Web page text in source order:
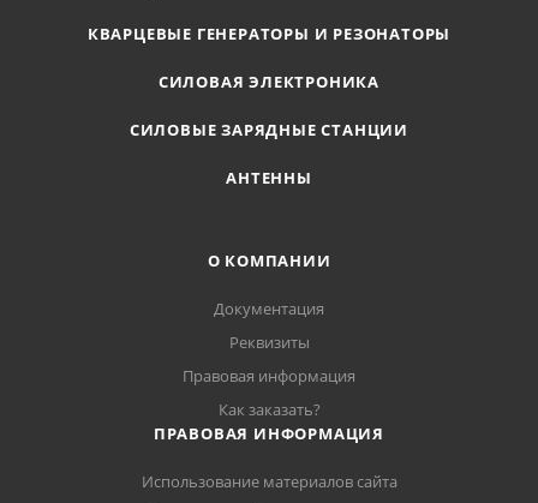
КВАРЦЕВЫЕ ГЕНЕРАТОРЫ И РЕЗОНАТОРЫ
СИЛОВАЯ ЭЛЕКТРОНИКА
СИЛОВЫЕ ЗАРЯДНЫЕ СТАНЦИИ
АНТЕННЫ
О КОМПАНИИ
Документация
Реквизиты
Правовая информация
Как заказать?
ПРАВОВАЯ ИНФОРМАЦИЯ
Использование материалов сайта